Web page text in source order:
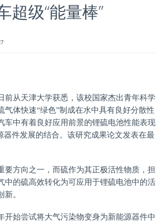
超级“能量棒”
从天津大学获悉，该校国家杰出青年科学
体快速“绿色”制成在水中具有良好分散性
车中有着良好应用前景的锂硫电池性能表现
件发展的结合。该研究成果论文发表在最
方向之一，而硫作为其正极活性物质，担
的硫高效转化为可应用于锂硫电池中的活
。
开始尝试将大气污染物变身为新能源器件中